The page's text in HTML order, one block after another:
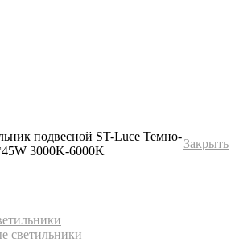
подвесной ST-Luce Темно-
3000K-6000K
Закрыть
светильники